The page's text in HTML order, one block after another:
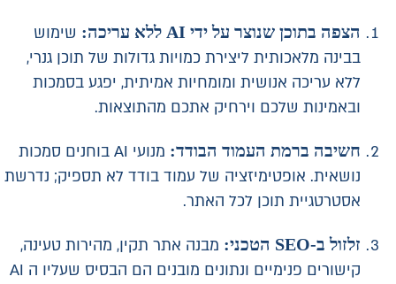
הצפה בתוכן שנוצר על ידי AI ללא עריכה:
שימוש
בבינה מלאכותית ליצירת כמויות גדולות של תוכן גנרי,
ללא עריכה אנושית ומומחיות אמיתית, יפגע בסמכות
ובאמינות שלכם וירחיק אתכם מהתוצאות.
חשיבה ברמת העמוד הבודד:
מנועי AI בוחנים סמכות
נושאית. אופטימיזציה של עמוד בודד לא תספיק; נדרשת
אסטרטגיית תוכן לכל האתר.
זלזול ב-SEO הטכני:
מבנה אתר תקין, מהירות טעינה,
קישורים פנימיים ונתונים מובנים הם הבסיס שעליו ה AI